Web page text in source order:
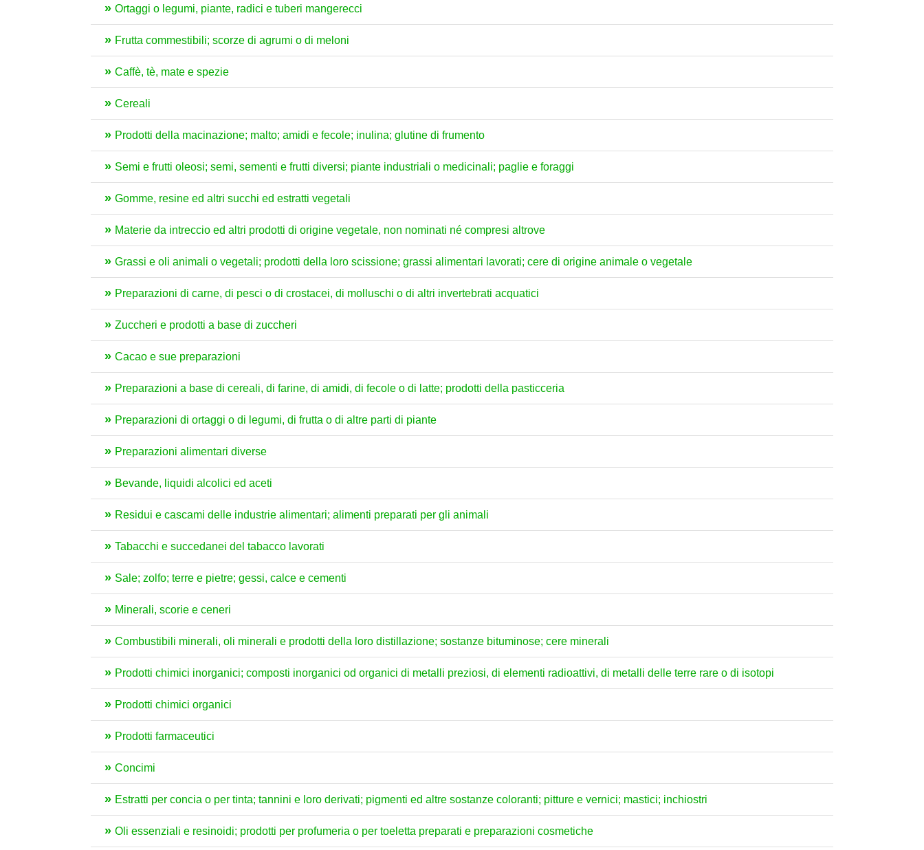
Ortaggi o legumi, piante, radici e tuberi mangerecci
Frutta commestibili; scorze di agrumi o di meloni
Caffè, tè, mate e spezie
Cereali
Prodotti della macinazione; malto; amidi e fecole; inulina; glutine di frumento
Semi e frutti oleosi; semi, sementi e frutti diversi; piante industriali o medicinali; paglie e foraggi
Gomme, resine ed altri succhi ed estratti vegetali
Materie da intreccio ed altri prodotti di origine vegetale, non nominati né compresi altrove
Grassi e oli animali o vegetali; prodotti della loro scissione; grassi alimentari lavorati; cere di origine animale o vegetale
Preparazioni di carne, di pesci o di crostacei, di molluschi o di altri invertebrati acquatici
Zuccheri e prodotti a base di zuccheri
Cacao e sue preparazioni
Preparazioni a base di cereali, di farine, di amidi, di fecole o di latte; prodotti della pasticceria
Preparazioni di ortaggi o di legumi, di frutta o di altre parti di piante
Preparazioni alimentari diverse
Bevande, liquidi alcolici ed aceti
Residui e cascami delle industrie alimentari; alimenti preparati per gli animali
Tabacchi e succedanei del tabacco lavorati
Sale; zolfo; terre e pietre; gessi, calce e cementi
Minerali, scorie e ceneri
Combustibili minerali, oli minerali e prodotti della loro distillazione; sostanze bituminose; cere minerali
Prodotti chimici inorganici; composti inorganici od organici di metalli preziosi, di elementi radioattivi, di metalli delle terre rare o di isotopi
Prodotti chimici organici
Prodotti farmaceutici
Concimi
Estratti per concia o per tinta; tannini e loro derivati; pigmenti ed altre sostanze coloranti; pitture e vernici; mastici; inchiostri
Oli essenziali e resinoidi; prodotti per profumeria o per toeletta preparati e preparazioni cosmetiche